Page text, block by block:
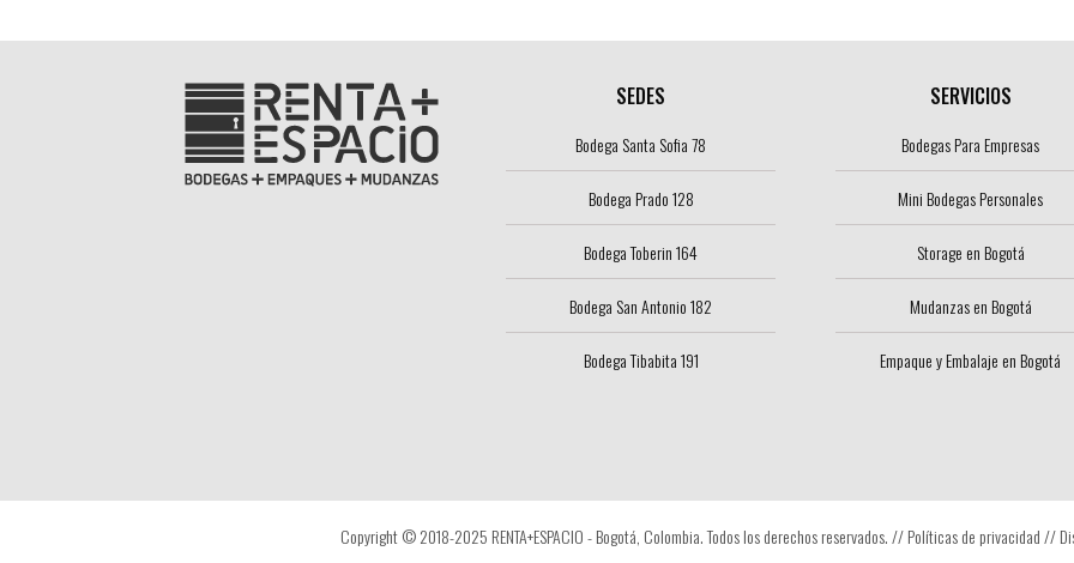
SEDES
Bodega Santa Sofia 78
Bodega Prado 128
Bodega Toberin 164
Bodega San Antonio 182
Bodega Tibabita 191
SERVICIOS
Bodegas Para Empresas
Mini Bodegas Personales
Storage en Bogotá
Mudanzas en Bogotá
Empaque y Embalaje en Bogotá
Copyright © 2018-2025 RENTA+ESPACIO - Bogotá, Colombia. Todos los derechos reservados. //Políticas de privacidad//